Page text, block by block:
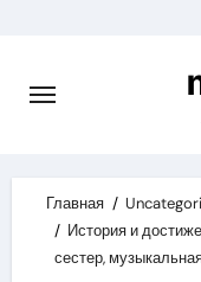
content
Главная
История и
сестер,